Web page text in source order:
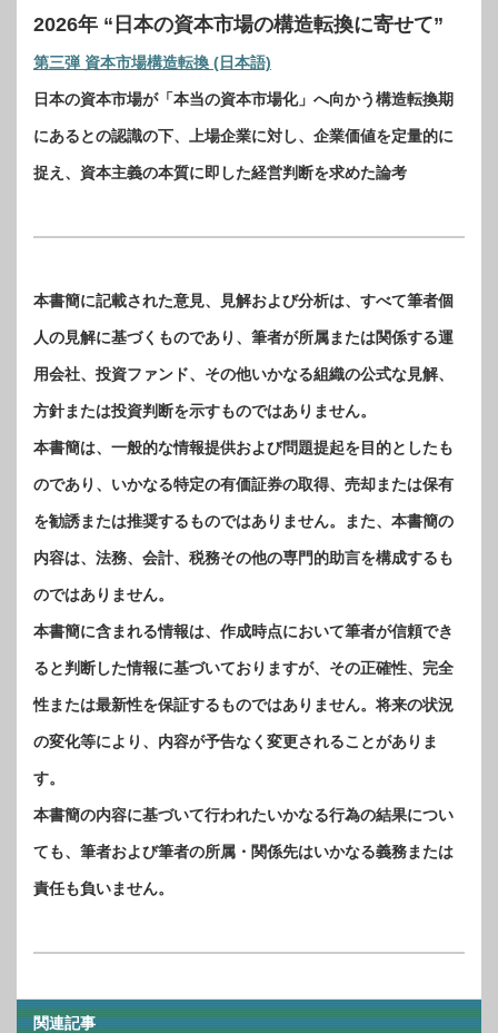
2026年 “日本の資本市場の構造転換に寄せて”
第三弾 資本市場構造転換 (日本語)
日本の資本市場が「本当の資本市場化」へ向かう構造転換期
にあるとの認識の下、上場企業に対し、企業価値を定量的に
捉え、資本主義の本質に即した経営判断を求めた論考
本書簡に記載された意見、見解および分析は、すべて筆者個
人の見解に基づくものであり、筆者が所属または関係する運
用会社、投資ファンド、その他いかなる組織の公式な見解、
方針または投資判断を示すものではありません。
本書簡は、一般的な情報提供および問題提起を目的としたも
のであり、いかなる特定の有価証券の取得、売却または保有
を勧誘または推奨するものではありません。また、本書簡の
内容は、法務、会計、税務その他の専門的助言を構成するも
のではありません。
本書簡に含まれる情報は、作成時点において筆者が信頼でき
ると判断した情報に基づいておりますが、その正確性、完全
性または最新性を保証するものではありません。将来の状況
の変化等により、内容が予告なく変更されることがありま
す。
本書簡の内容に基づいて行われたいかなる行為の結果につい
ても、筆者および筆者の所属・関係先はいかなる義務または
責任も負いません。
関連記事